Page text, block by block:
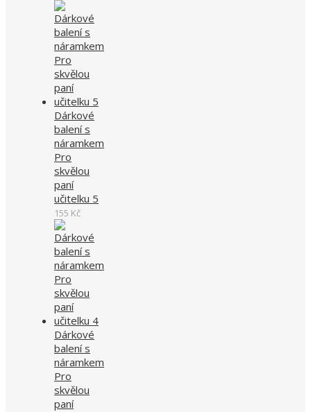
Dárkové
balení s
náramkem
Pro
skvělou
paní
učitelku 5
155 Kč
Dárkové
balení s
náramkem
Pro
skvělou
paní